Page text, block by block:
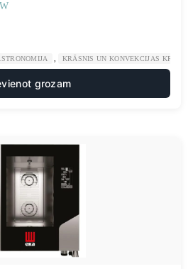
KRĀSNIS UN KONVEKCIJAS
grozam